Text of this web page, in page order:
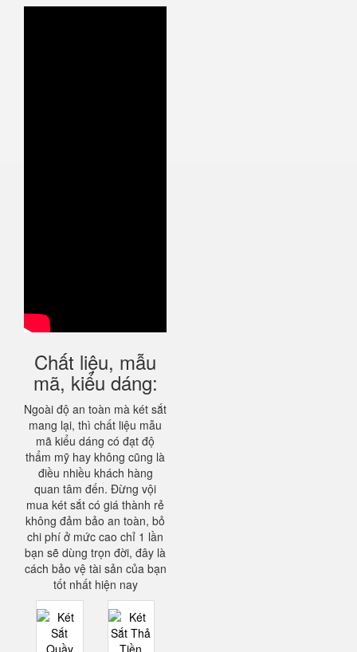
Chất liệu, mẫu
mã, kiểu dáng:
Ngoài độ an toàn mà két sắt
mang lại, thì chất liệu mẫu
mã kiểu dáng có đạt độ
thẩm mỹ hay không cũng là
điều nhiều khách hàng
quan tâm đến. Đừng vội
mua két sắt có giá thành rẻ
không đảm bảo an toàn, bỏ
chi phí ở mức cao chỉ 1 lần
bạn sẽ dùng trọn đời, đây là
cách bảo vệ tài sản của bạn
tốt nhất hiện nay